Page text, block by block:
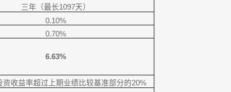
三年（最长1097天）
0.10%
0.70%
6.63%
资收益率超过上期业绩比较基准部分的20%